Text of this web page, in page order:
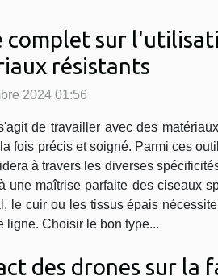
complet sur
résistants
2024 01:56
de travailler avec des
fois précis et soigné. Parmi ces
à travers les diverses
une maîtrise parfaite des ciseaux
le cuir ou les tissus épais
ligne. Choisir le bon type...
des drones sur